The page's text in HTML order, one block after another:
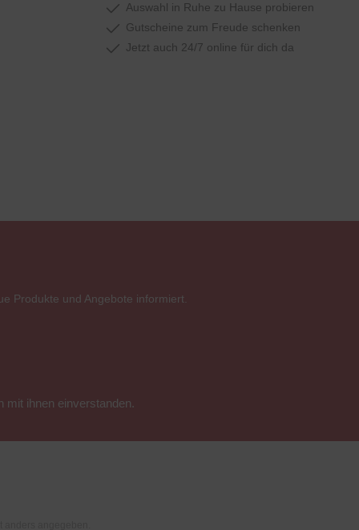
Auswahl in Ruhe zu Hause probieren
Gutscheine zum Freude schenken
Jetzt auch 24/7 online für dich da
Produkte und Angebote informiert.
mit ihnen einverstanden.